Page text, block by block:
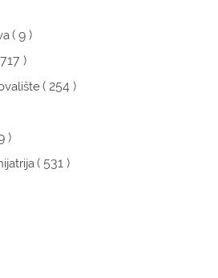
( 9 )
)
( 254 )
)
( 531 )